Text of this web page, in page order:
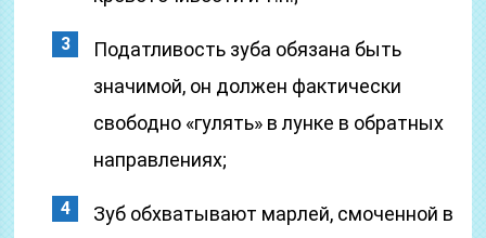
Податливость зуба обязана быть
значимой, он должен фактически
свободно «гулять» в лунке в обратных
направлениях;
Зуб обхватывают марлей, смоченной в